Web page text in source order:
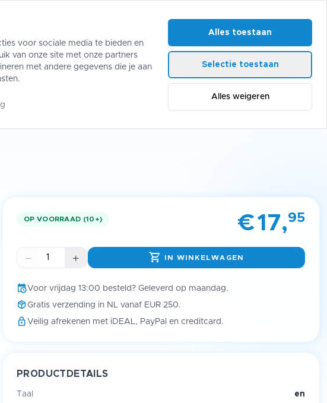
Collectables
OP VOORRAAD (10+) €17,95
IN WINKELWAGEN
Voor vrijdag 13:00 besteld? Geleverd op maandag.
Gratis verzending in NL vanaf EUR 250.
Veilig afrekenen met iDEAL, PayPal en creditcard.
PRODUCTDETAILS
Taal en
voor sociale media te bieden en
van onze site met onze partners
met andere gegevens die je aan
Alles toestaan
Selectie toestaan
Alles weigeren